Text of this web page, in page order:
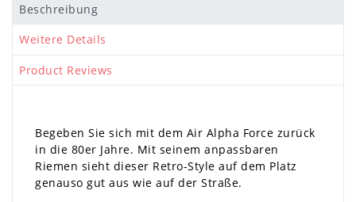
Beschreibung
Weitere Details
Product Reviews
Begeben Sie sich mit dem Air Alpha Force zurück
in die 80er Jahre. Mit seinem anpassbaren
Riemen sieht dieser Retro-Style auf dem Platz
genauso gut aus wie auf der Straße.